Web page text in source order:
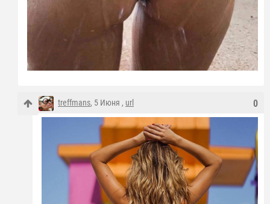
0
treffmans, 5 Июня , url